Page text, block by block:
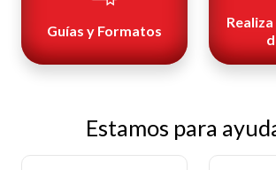
Guías y Formatos
Estamos para